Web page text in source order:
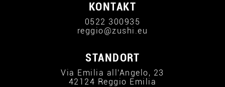
KONTAKT
0522 300935
reggio@zushi.eu
STANDORT
Via Emilia all'Angelo, 23
42124 Reggio Emilia